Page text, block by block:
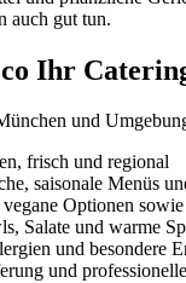
auch gut tun.
Ihr
und
frisch und regional
saisonale Menüs
vegane Optionen
Salate und warme
und besondere
und